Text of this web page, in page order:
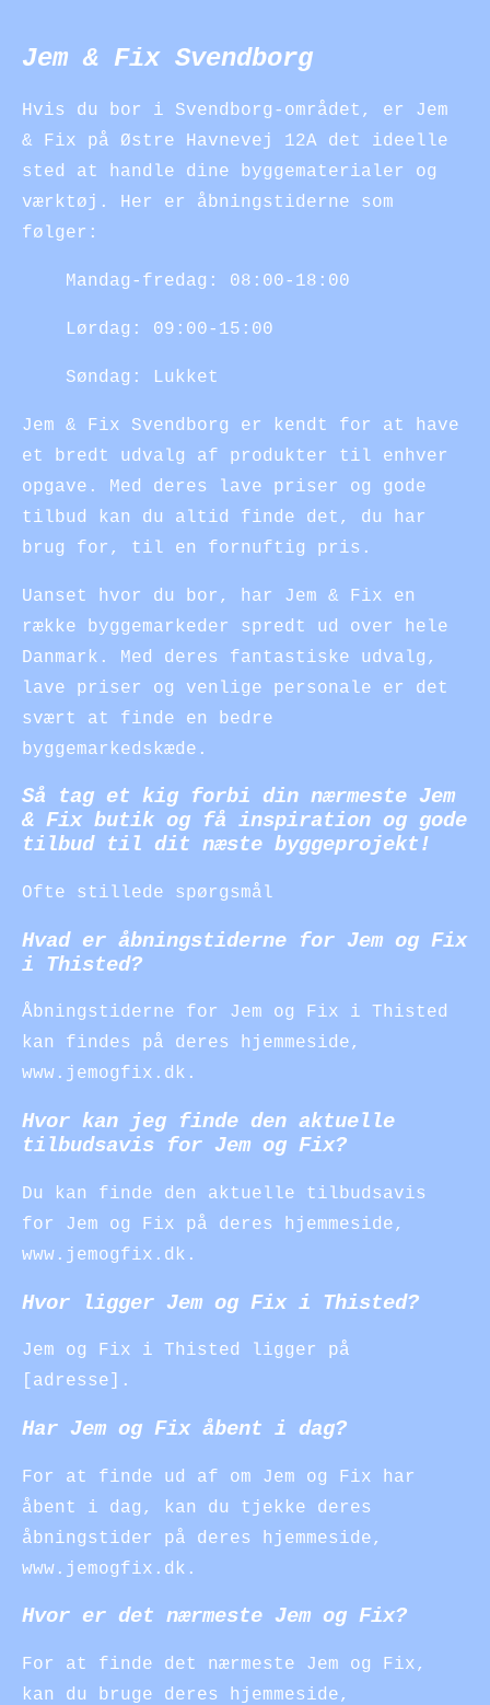
Jem & Fix Svendborg
Hvis du bor i Svendborg-området, er Jem
& Fix på Østre Havnevej 12A det ideelle
sted at handle dine byggematerialer og
værktøj. Her er åbningstiderne som
følger:
Mandag-fredag: 08:00-18:00
Lørdag: 09:00-15:00
Søndag: Lukket
Jem & Fix Svendborg er kendt for at have
et bredt udvalg af produkter til enhver
opgave. Med deres lave priser og gode
tilbud kan du altid finde det, du har
brug for, til en fornuftig pris.
Uanset hvor du bor, har Jem & Fix en
række byggemarkeder spredt ud over hele
Danmark. Med deres fantastiske udvalg,
lave priser og venlige personale er det
svært at finde en bedre
byggemarkedskæde.
Så tag et kig forbi din nærmeste Jem
& Fix butik og få inspiration og gode
tilbud til dit næste byggeprojekt!
Ofte stillede spørgsmål
Hvad er åbningstiderne for Jem og Fix
i Thisted?
Åbningstiderne for Jem og Fix i Thisted
kan findes på deres hjemmeside,
www.jemogfix.dk.
Hvor kan jeg finde den aktuelle
tilbudsavis for Jem og Fix?
Du kan finde den aktuelle tilbudsavis
for Jem og Fix på deres hjemmeside,
www.jemogfix.dk.
Hvor ligger Jem og Fix i Thisted?
Jem og Fix i Thisted ligger på
[adresse].
Har Jem og Fix åbent i dag?
For at finde ud af om Jem og Fix har
åbent i dag, kan du tjekke deres
åbningstider på deres hjemmeside,
www.jemogfix.dk.
Hvor er det nærmeste Jem og Fix?
For at finde det nærmeste Jem og Fix,
kan du bruge deres hjemmeside,